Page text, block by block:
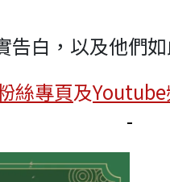
白，以及他們
絲專頁及
-